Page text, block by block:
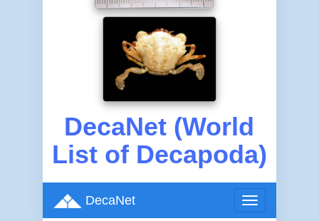
DecaNet (World
List of Decapoda)
Toggle
navigation
DecaNet